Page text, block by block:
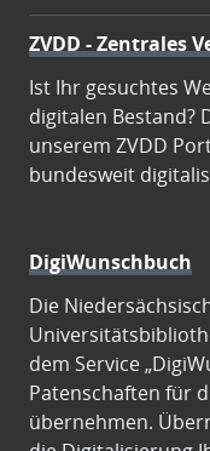
ZVDD - Zentrales
Ist Ihr gesuchtes
digitalen Bestand?
unserem ZVDD
bundesweit
DigiWunschbuch
Die
dem Service
Patenschaften für
übernehmen.